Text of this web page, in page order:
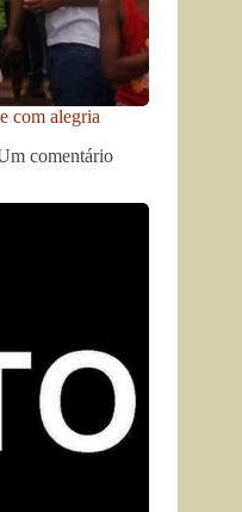
com alegria
comentário